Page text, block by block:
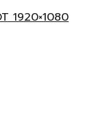
1920×1080